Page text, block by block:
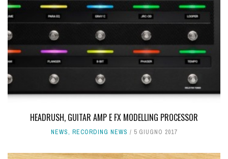
HEADRUSH, GUITAR AMP E FX MODELLING PROCESSOR
NEWS, RECORDING NEWS 5 GIUGNO 2017